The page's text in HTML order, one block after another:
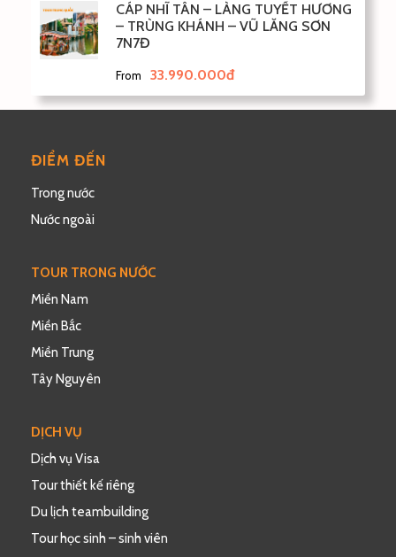
CÁP NHĨ TÂN – LÀNG TUYẾT HƯƠNG
– TRÙNG KHÁNH – VŨ LĂNG SƠN
7N7Đ
From 33.990.000đ
ĐIỂM ĐẾN
Trong nước
Nước ngoài
TOUR TRONG NƯỚC
Miền Nam
Miền Bắc
Miền Trung
Tây Nguyên
DỊCH VỤ
Dịch vụ Visa
Tour thiết kế riêng
Du lịch teambuilding
Tour học sinh – sinh viên